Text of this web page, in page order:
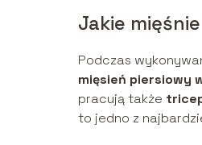
Jakie
Podczas
mięsień piersiowy
pracują także
to jedno z